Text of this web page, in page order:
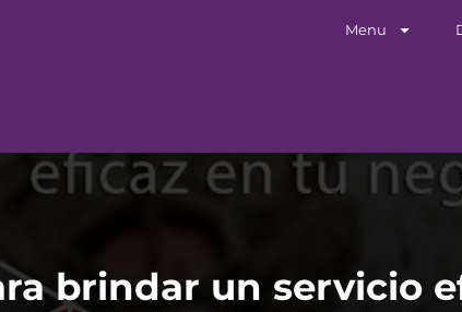
Menu
brindar un servicio